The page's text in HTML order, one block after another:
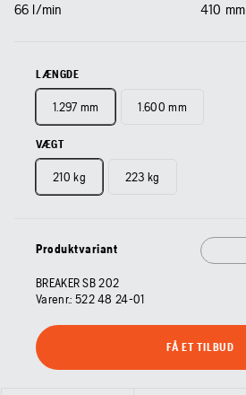
66 l/min 410 mm
LÆNGDE
1.297 mm 1.600 mm
VÆGT
210 kg 223 kg
Produktvariant
BREAKER SB 202
Varenr.: 522 48 24‑01
FÅ ET TILBUD